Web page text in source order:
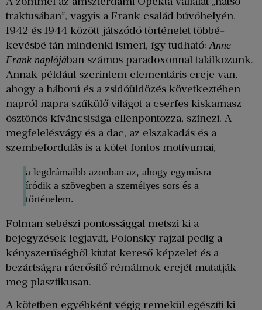
traktusában”, vagyis a Frank család búvóhelyén,
1942 és 1944 között játszódó történetet többé-
kevésbé tán mindenki ismeri, így tudható:Anne
Frank naplójában számos paradoxonnal találkozunk.
Annak például szerintem elementáris ereje van,
ahogy a háború és a zsidóüldözés következtében
napról napra szűkülő világot a cserfes kiskamasz
ösztönös kíváncsisága ellenpontozza, színezi. A
megfelelésvágy és a dac, az elszakadás és a
szembefordulás is a kötet fontos motívumai,
a legdrámaibb azonban az, ahogy egymásra
íródik a szövegben a személyes sors és a
történelem.
Folman sebészi pontossággal metszi ki a
bejegyzések legjavát, Polonsky rajzai pedig a
kényszerűségből kiutat kereső képzelet és a
bezártságra ráerősítő rémálmok erejét mutatják
meg plasztikusan.
A kötetben egyébként végig remekül egészíti ki